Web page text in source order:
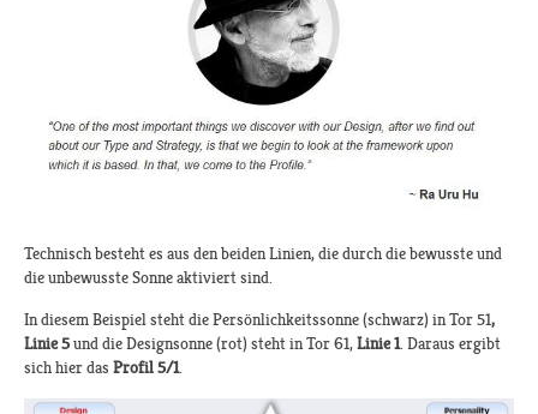
Technisch besteht es aus den beiden Linien, die durch die bewusste und
die unbewusste Sonne aktiviert sind.
In diesem Beispiel steht die Persönlichkeitssonne (schwarz) in Tor 51,
Linie 5und die Designsonne (rot) steht in Tor 61,Linie 1. Daraus ergibt
sich hier das Profil 5/1.